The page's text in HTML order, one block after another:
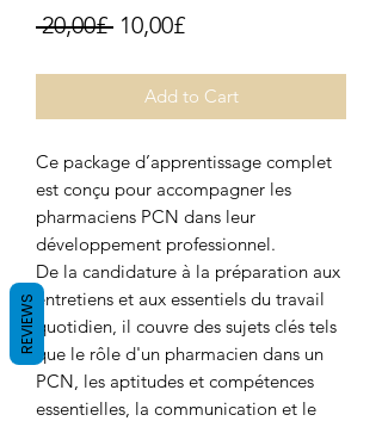
20,00£ Regular Price
10,00£Sale Price
Add to Cart
Ce package d’apprentissage complet
est conçu pour accompagner les
pharmaciens PCN dans leur
développement professionnel.
De la candidature à la préparation aux
entretiens et aux essentiels du travail
quotidien, il couvre des sujets clés tels
que le rôle d'un pharmacien dans un
PCN, les aptitudes et compétences
essentielles, la communication et le
REVIEWS